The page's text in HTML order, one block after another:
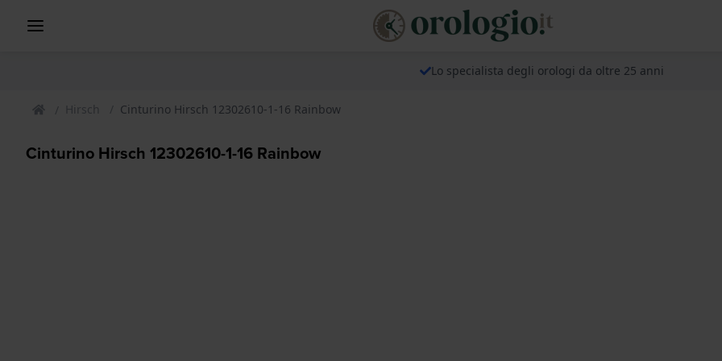
Lo specialista degli orologi da oltre 25 anni
Hirsch Cinturino Hirsch 12302610-1-16 Rainbow
Cinturino Hirsch 12302610-1-16 Rainbow